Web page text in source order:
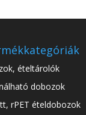
ételtárolók
dobozok
rPET ételdobozok